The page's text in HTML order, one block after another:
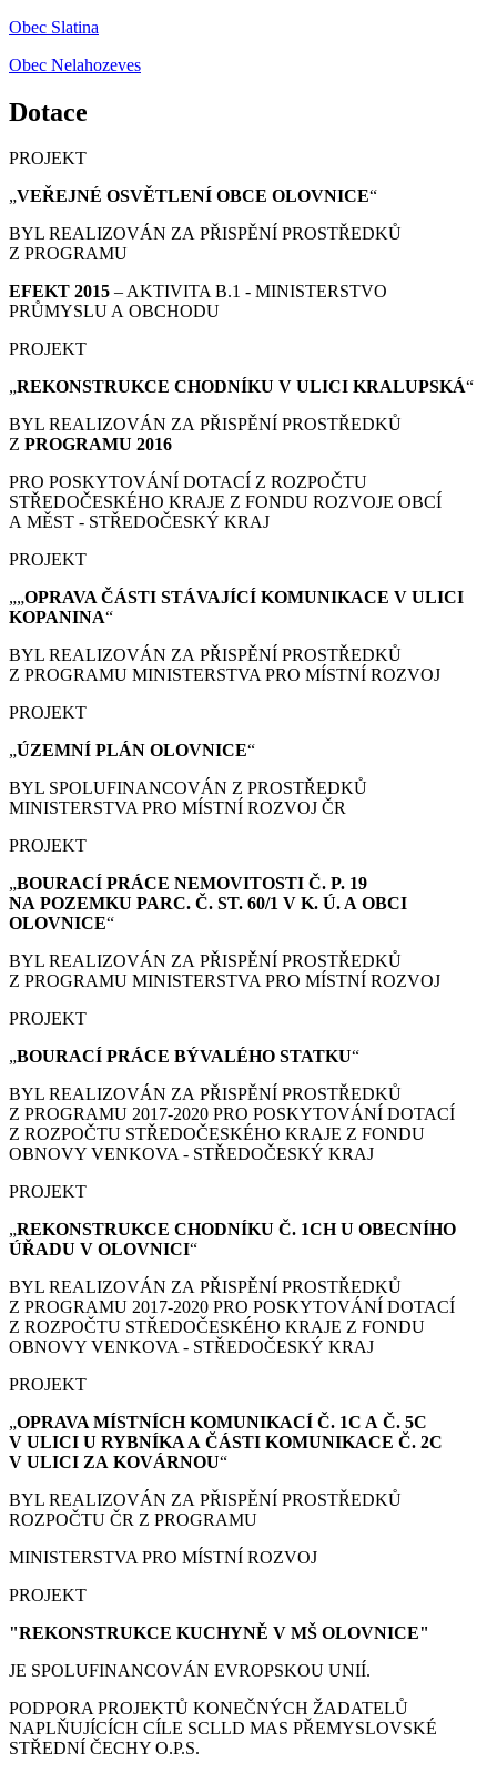
Obec Slatina
Obec Nelahozeves
Dotace
PROJEKT
„VEŘEJNÉ OSVĚTLENÍ OBCE OLOVNICE“
BYL REALIZOVÁN ZA PŘISPĚNÍ PROSTŘEDKŮ
Z PROGRAMU
EFEKT 2015 – AKTIVITA B.1 - MINISTERSTVO
PRŮMYSLU A OBCHODU
PROJEKT
„REKONSTRUKCE CHODNÍKU V ULICI KRALUPSKÁ“
BYL REALIZOVÁN ZA PŘISPĚNÍ PROSTŘEDKŮ
Z PROGRAMU 2016
PRO POSKYTOVÁNÍ DOTACÍ Z ROZPOČTU
STŘEDOČESKÉHO KRAJE Z FONDU ROZVOJE OBCÍ
A MĚST - STŘEDOČESKÝ KRAJ
PROJEKT
„„OPRAVA ČÁSTI STÁVAJÍCÍ KOMUNIKACE V ULICI
KOPANINA“
BYL REALIZOVÁN ZA PŘISPĚNÍ PROSTŘEDKŮ
Z PROGRAMU MINISTERSTVA PRO MÍSTNÍ ROZVOJ
PROJEKT
„ÚZEMNÍ PLÁN OLOVNICE“
BYL SPOLUFINANCOVÁN Z PROSTŘEDKŮ
MINISTERSTVA PRO MÍSTNÍ ROZVOJ ČR
PROJEKT
„BOURACÍ PRÁCE NEMOVITOSTI Č. P. 19
NA POZEMKU PARC. Č. ST. 60/1 V K. Ú. A OBCI
OLOVNICE“
BYL REALIZOVÁN ZA PŘISPĚNÍ PROSTŘEDKŮ
Z PROGRAMU MINISTERSTVA PRO MÍSTNÍ ROZVOJ
PROJEKT
„BOURACÍ PRÁCE BÝVALÉHO STATKU“
BYL REALIZOVÁN ZA PŘISPĚNÍ PROSTŘEDKŮ
Z PROGRAMU 2017-2020 PRO POSKYTOVÁNÍ DOTACÍ
Z ROZPOČTU STŘEDOČESKÉHO KRAJE Z FONDU
OBNOVY VENKOVA - STŘEDOČESKÝ KRAJ
PROJEKT
„REKONSTRUKCE CHODNÍKU Č. 1CH U OBECNÍHO
ÚŘADU V OLOVNICI“
BYL REALIZOVÁN ZA PŘISPĚNÍ PROSTŘEDKŮ
Z PROGRAMU 2017-2020 PRO POSKYTOVÁNÍ DOTACÍ
Z ROZPOČTU STŘEDOČESKÉHO KRAJE Z FONDU
OBNOVY VENKOVA - STŘEDOČESKÝ KRAJ
PROJEKT
„OPRAVA MÍSTNÍCH KOMUNIKACÍ Č. 1C A Č. 5C
V ULICI U RYBNÍKA A ČÁSTI KOMUNIKACE Č. 2C
V ULICI ZA KOVÁRNOU“
BYL REALIZOVÁN ZA PŘISPĚNÍ PROSTŘEDKŮ
ROZPOČTU ČR Z PROGRAMU
MINISTERSTVA PRO MÍSTNÍ ROZVOJ
PROJEKT
"REKONSTRUKCE KUCHYNĚ V MŠ OLOVNICE"
JE SPOLUFINANCOVÁN EVROPSKOU UNIÍ.
PODPORA PROJEKTŮ KONEČNÝCH ŽADATELŮ
NAPLŇUJÍCÍCH CÍLE SCLLD MAS PŘEMYSLOVSKÉ
STŘEDNÍ ČECHY O.P.S.